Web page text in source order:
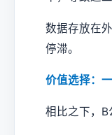
数据存放在
停滞。
价值选择：
相比之下，B